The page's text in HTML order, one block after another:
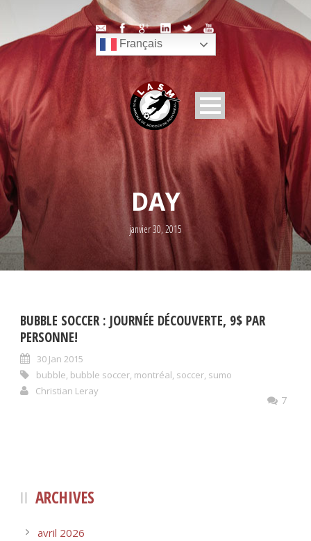
Français
DAY
janvier 30, 2015
BUBBLE SOCCER : JOURNÉE DÉCOUVERTE, 9$ PAR
PERSONNE!
30 Jan 2015
bubble, bubble soccer, montréal, soccer, sumo
Christian Leray
7
ARCHIVES
avril 2026